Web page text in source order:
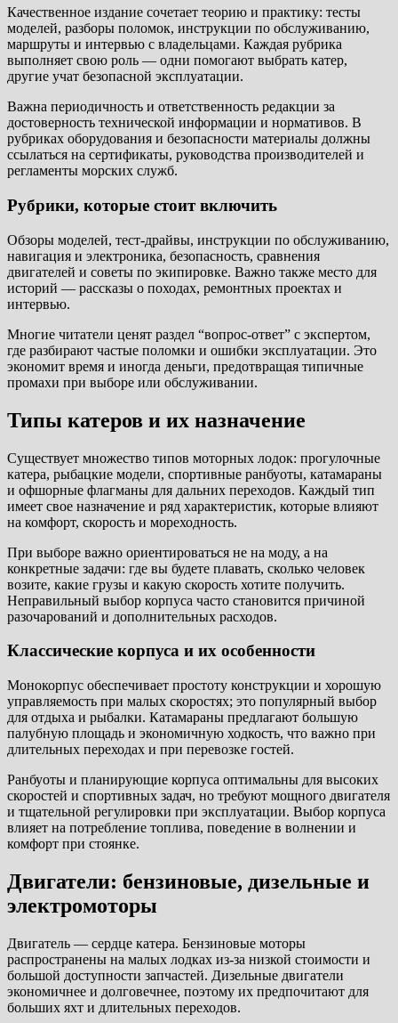
Качественное издание сочетает теорию и практику: тесты
моделей, разборы поломок, инструкции по обслуживанию,
маршруты и интервью с владельцами. Каждая рубрика
выполняет свою роль — одни помогают выбрать катер,
другие учат безопасной эксплуатации.
Важна периодичность и ответственность редакции за
достоверность технической информации и нормативов. В
рубриках оборудования и безопасности материалы должны
ссылаться на сертификаты, руководства производителей и
регламенты морских служб.
Рубрики, которые стоит включить
Обзоры моделей, тест-драйвы, инструкции по обслуживанию,
навигация и электроника, безопасность, сравнения
двигателей и советы по экипировке. Важно также место для
историй — рассказы о походах, ремонтных проектах и
интервью.
Многие читатели ценят раздел “вопрос-ответ” с экспертом,
где разбирают частые поломки и ошибки эксплуатации. Это
экономит время и иногда деньги, предотвращая типичные
промахи при выборе или обслуживании.
Типы катеров и их назначение
Существует множество типов моторных лодок: прогулочные
катера, рыбацкие модели, спортивные ранбуоты, катамараны
и офшорные флагманы для дальних переходов. Каждый тип
имеет свое назначение и ряд характеристик, которые влияют
на комфорт, скорость и мореходность.
При выборе важно ориентироваться не на моду, а на
конкретные задачи: где вы будете плавать, сколько человек
возите, какие грузы и какую скорость хотите получить.
Неправильный выбор корпуса часто становится причиной
разочарований и дополнительных расходов.
Классические корпуса и их особенности
Монокорпус обеспечивает простоту конструкции и хорошую
управляемость при малых скоростях; это популярный выбор
для отдыха и рыбалки. Катамараны предлагают большую
палубную площадь и экономичную ходкость, что важно при
длительных переходах и при перевозке гостей.
Ранбуоты и планирующие корпуса оптимальны для высоких
скоростей и спортивных задач, но требуют мощного двигателя
и тщательной регулировки при эксплуатации. Выбор корпуса
влияет на потребление топлива, поведение в волнении и
комфорт при стоянке.
Двигатели: бензиновые, дизельные и
электромоторы
Двигатель — сердце катера. Бензиновые моторы
распространены на малых лодках из-за низкой стоимости и
большой доступности запчастей. Дизельные двигатели
экономичнее и долговечнее, поэтому их предпочитают для
больших яхт и длительных переходов.